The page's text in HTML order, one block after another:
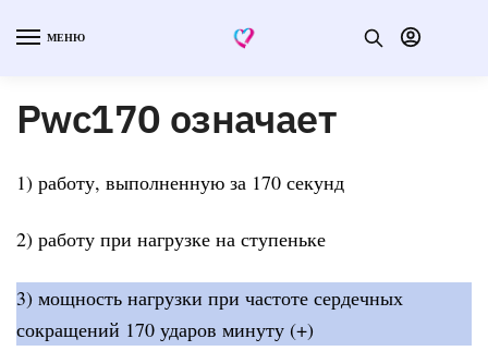
МЕНЮ
Pwc170 означает
1) работу, выполненную за 170 секунд
2) работу при нагрузке на ступеньке
3) мощность нагрузки при частоте сердечных
сокращений 170 ударов минуту (+)